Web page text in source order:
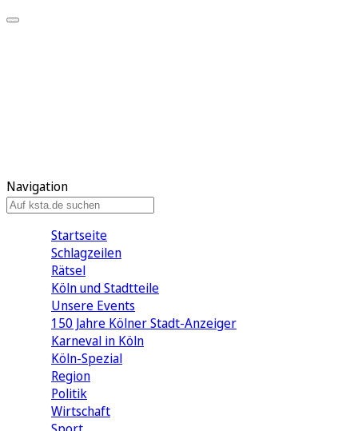
Navigation
Startseite
Schlagzeilen
Rätsel
Köln und Stadtteile
Unsere Events
150 Jahre Kölner Stadt-Anzeiger
Karneval in Köln
Köln-Spezial
Region
Politik
Wirtschaft